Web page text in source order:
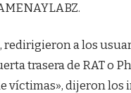
a los
trasera de RAT o
víctimas», dijeron los